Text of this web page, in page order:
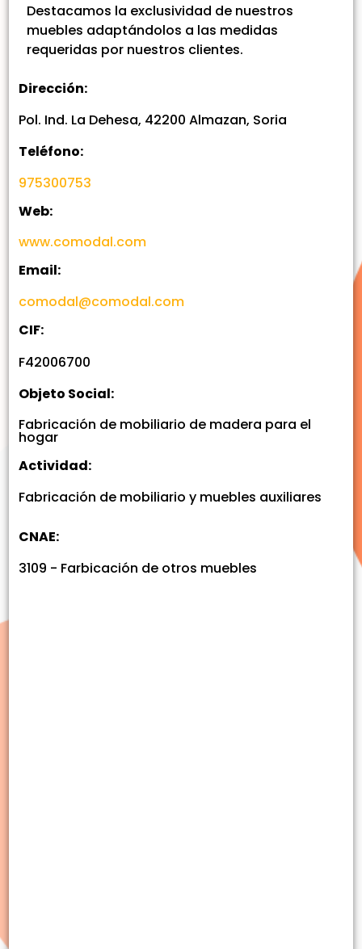
Destacamos la exclusividad de nuestros
muebles adaptándolos a las medidas
requeridas por nuestros clientes.
Dirección:
Pol. Ind. La Dehesa, 42200 Almazan, Soria
Teléfono:
975300753
Web:
www.comodal.com
Email:
comodal@comodal.com
CIF:
F42006700
Objeto Social:
Fabricación de mobiliario de madera para el
hogar
Actividad:
Fabricación de mobiliario y muebles auxiliares
CNAE:
3109 - Farbicación de otros muebles